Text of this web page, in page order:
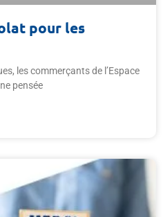
pour les
les commerçants de l’Espace
pensée